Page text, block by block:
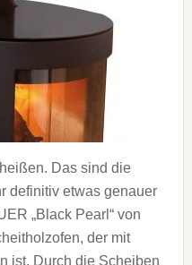
Das sind die
definitiv etwas genauer
„Black Pearl“ von
der mit
ist. Durch die Scheiben